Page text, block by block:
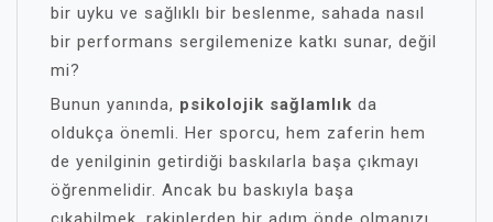
bir uyku ve sağlıklı bir beslenme, sahada nasıl
bir performans sergilemenize katkı sunar, değil
mi?
Bunun yanında, psikolojik sağlamlık da
oldukça önemli. Her sporcu, hem zaferin hem
de yenilginin getirdiği baskılarla başa çıkmayı
öğrenmelidir. Ancak bu baskıyla başa